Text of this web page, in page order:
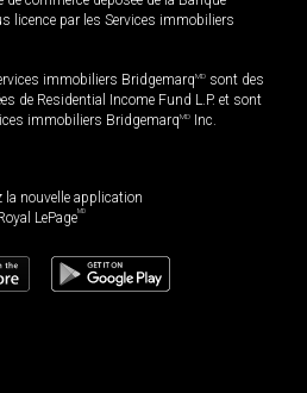
licence par les Services immobiliers
immobiliers BridgemarqMD sont des
de Residential Income Fund L.P. et sont
immobiliers BridgemarqMD Inc.
la nouvelle application
LePageMD